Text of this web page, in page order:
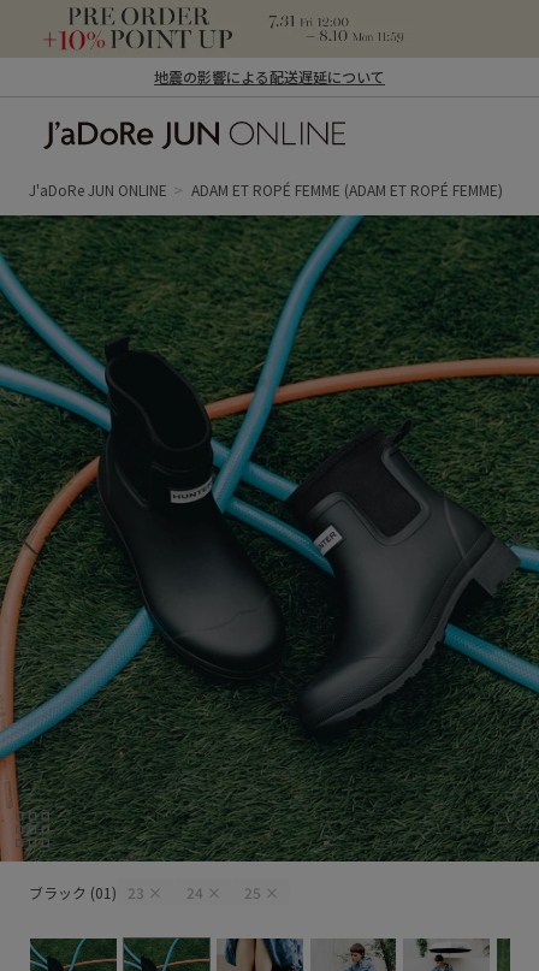
地震の影響による配送遅延について
ン オンライン）
J'aDoRe JUN ONLINE ADAM ET ROPÉ FEMME (ADAM ET ROPÉ FEMME)
ブラック (01) 23 × 24 × 25 ×